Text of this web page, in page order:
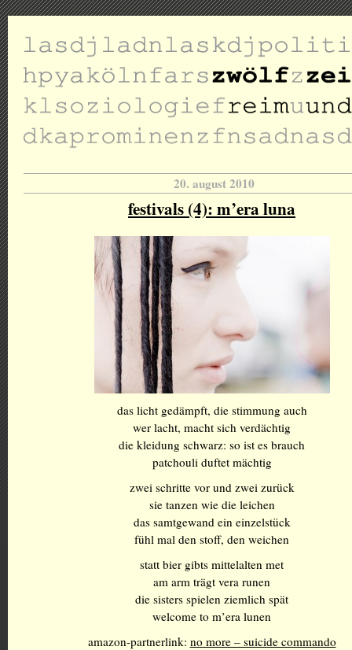
20. august 2010
festivals (4): m’era luna
das licht gedämpft, die stimmung auch
wer lacht, macht sich verdächtig
die kleidung schwarz: so ist es brauch
patchouli duftet mächtig
zwei schritte vor und zwei zurück
sie tanzen wie die leichen
das samtgewand ein einzelstück
fühl mal den stoff, den weichen
statt bier gibts mittelalten met
am arm trägt vera runen
die sisters spielen ziemlich spät
welcome to m’era lunen
amazon-partnerlink: no more – suicide commando